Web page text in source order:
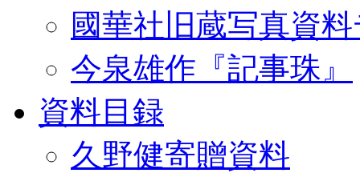
國華社旧蔵写真資
今泉雄作『記事珠』
資料目録
久野健寄贈資料